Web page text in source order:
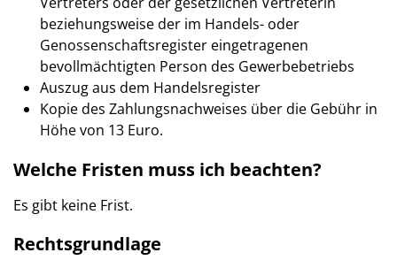
beziehungsweise der im Handels- oder
Genossenschaftsregister eingetragenen
bevollmächtigten Person des Gewerbebetriebs
Auszug aus dem Handelsregister
Kopie des Zahlungsnachweises über die Gebühr in
Höhe von 13 Euro.
Welche Fristen muss ich beachten?
Es gibt keine Frist.
Rechtsgrundlage